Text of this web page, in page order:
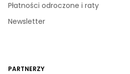
Płatności odroczone i raty
Newsletter
PARTNERZY